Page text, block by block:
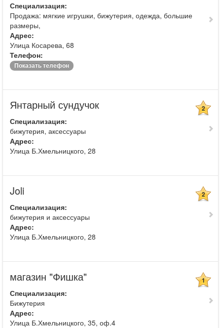
Специализация:
Продажа: мягкие игрушки, бижутерия, одежда, большие
размеры,
Адрес:
Улица Косарева, 68
Телефон:
Показать телефон
Янтарный сундучок 2
Специализация:
бижутерия, аксессуары
Адрес:
Улица Б.Хмельницкого, 28
Joli 2
Специализация:
бижутерия и аксессуары
Адрес:
Улица Б.Хмельницкого, 28
магазин "Фишка" 1
Специализация:
Бижутерия
Адрес:
Улица Б.Хмельницкого, 35, оф.4